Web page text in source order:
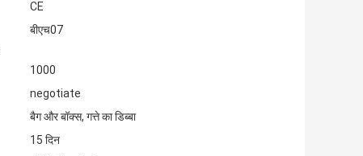
CE
बीएच07
1000
negotiate
बैग और बॉक्स, गत्ते का डिब्बा
15 दिन